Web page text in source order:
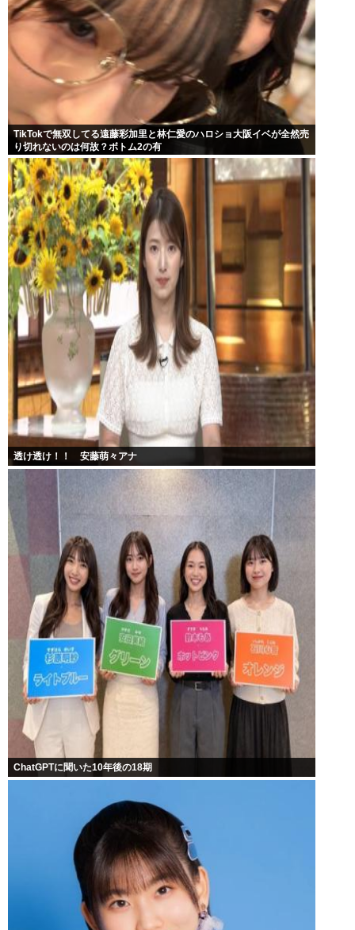
TikTokで無双してる遠藤彩加里と林仁愛のハロショ大阪イベが全然売
り切れないのは何故？ボトム2の有
透け透け！！ 安藤萌々アナ
ChatGPTに聞いた10年後の18期